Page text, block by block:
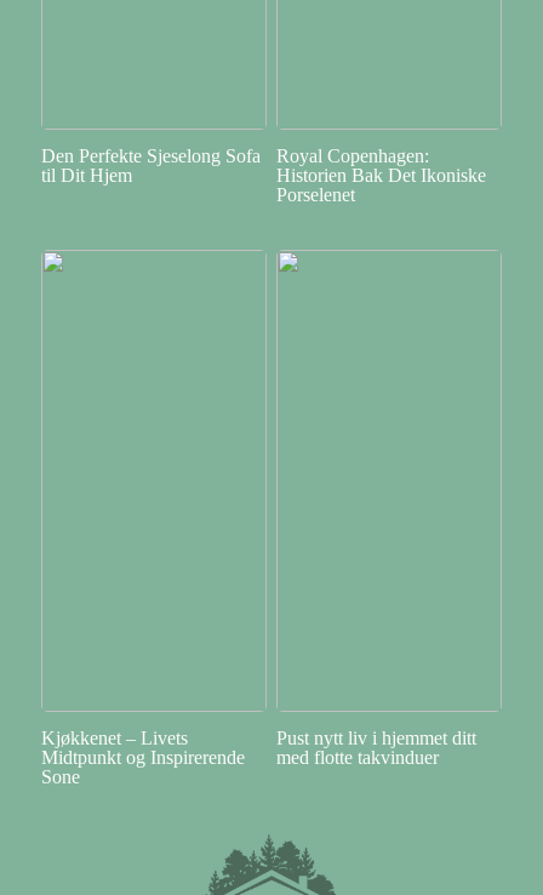
Den Perfekte Sjeselong Sofa
til Dit Hjem
Royal Copenhagen:
Historien Bak Det Ikoniske
Porselenet
Kjøkkenet – Livets
Midtpunkt og Inspirerende
Sone
Pust nytt liv i hjemmet ditt
med flotte takvinduer